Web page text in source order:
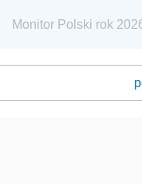
Monitor Polski rok